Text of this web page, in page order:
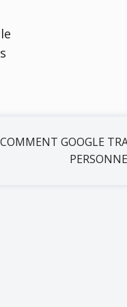
COMMENT GOOGLE